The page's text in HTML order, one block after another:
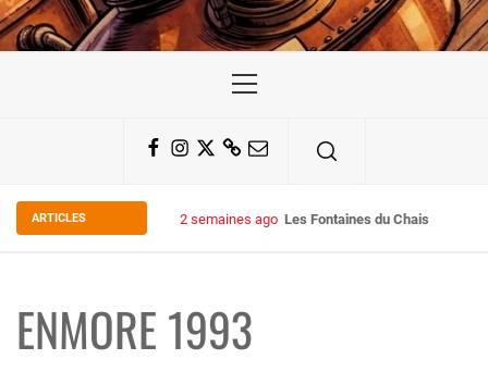
Menu
Facebook
Instagram
TwitterSubstack
Email
ARTICLES 2 semaines ago Les Fontaines du Chais 27
ENMORE 1993